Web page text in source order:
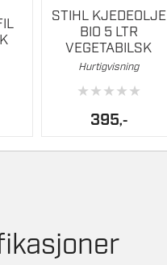
STIHL KJEDEOLJE
BIO 5 LTR
VEGETABILSK
Hurtigvisning
★★★★★
395,-